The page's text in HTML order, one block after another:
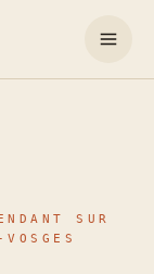
SUR